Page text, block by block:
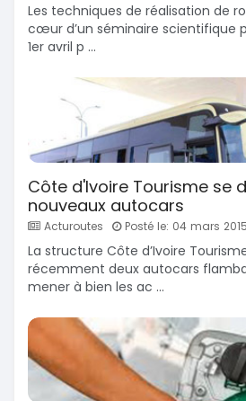
Les techniques de réalisation de
cœur d’un séminaire scientifique
1er avril p ...
Côte d'Ivoire Tourisme se
nouveaux autocars
Acturoutes Posté le: 04 mars 2015
La structure Côte d’Ivoire
récemment deux autocars
mener à bien les ac ...